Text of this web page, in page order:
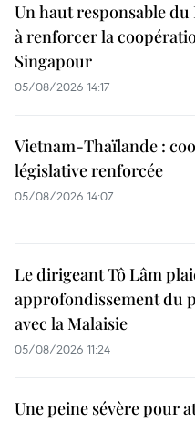
Un haut responsable
à renforcer la
Singapour
05/08/2026 14:17
Vietnam-Thaïlande :
législative renforcée
05/08/2026 14:07
Le dirigeant Tô Lâm
approfondissement du
avec la Malaisie
05/08/2026 11:24
Une peine sévère pour